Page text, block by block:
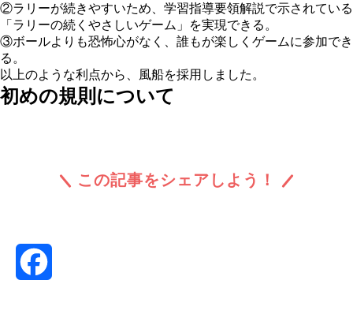
②ラリーが続きやすいため、学習指導要領解説で示されている
「ラリーの続くやさしいゲーム」を実現できる。
③ボールよりも恐怖心がなく、誰もが楽しくゲームに参加でき
る。
以上のような利点から、風船を採用しました。
初めの規則について
この記事をシェアしよう！